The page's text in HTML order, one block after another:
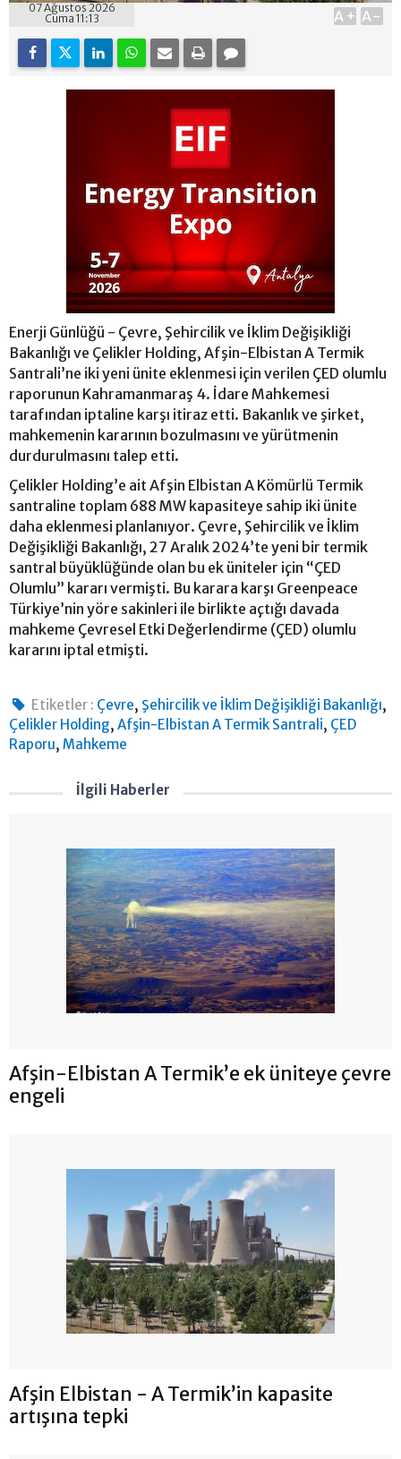
07 Ağustos 2026
Cuma 11:13
A+ A-
Enerji Günlüğü - Çevre, Şehircilik ve İklim Değişikliği
Bakanlığı ve Çelikler Holding, Afşin-Elbistan A Termik
Santrali’ne iki yeni ünite eklenmesi için verilen ÇED olumlu
raporunun Kahramanmaraş 4. İdare Mahkemesi
tarafından iptaline karşı itiraz etti. Bakanlık ve şirket,
mahkemenin kararının bozulmasını ve yürütmenin
durdurulmasını talep etti.
Çelikler Holding’e ait Afşin Elbistan A Kömürlü Termik
santraline toplam 688 MW kapasiteye sahip iki ünite
daha eklenmesi planlanıyor. Çevre, Şehircilik ve İklim
Değişikliği Bakanlığı, 27 Aralık 2024’te yeni bir termik
santral büyüklüğünde olan bu ek üniteler için “ÇED
Olumlu” kararı vermişti. Bu karara karşı Greenpeace
Türkiye’nin yöre sakinleri ile birlikte açtığı davada
mahkeme Çevresel Etki Değerlendirme (ÇED) olumlu
kararını iptal etmişti.
Etiketler : Çevre, Şehircilik ve İklim Değişikliği Bakanlığı,
Çelikler Holding, Afşin-Elbistan A Termik Santrali, ÇED
Raporu, Mahkeme
İlgili Haberler
Afşin-Elbistan A Termik’e ek üniteye çevre
engeli
Afşin Elbistan - A Termik’in kapasite
artışına tepki